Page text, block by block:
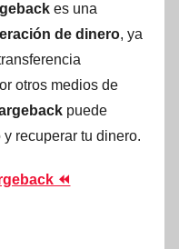
es una
de dinero, ya
otros medios de
puede
recuperar tu dinero.
⏪